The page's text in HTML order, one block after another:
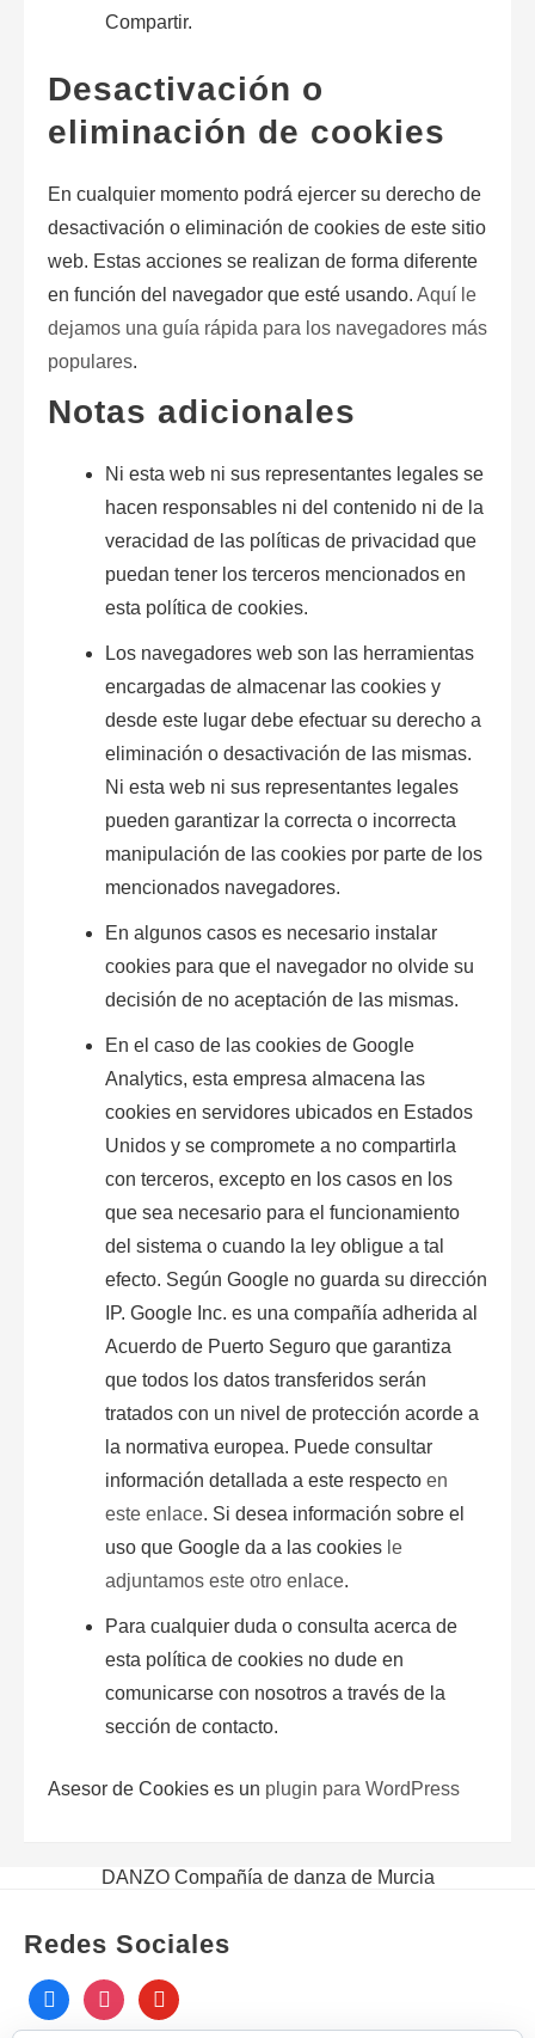
Compartir.
Desactivación o
eliminación de cookies
En cualquier momento podrá ejercer su derecho de
desactivación o eliminación de cookies de este sitio
web. Estas acciones se realizan de forma diferente
en función del navegador que esté usando. Aquí le
dejamos una guía rápida para los navegadores más
populares.
Notas adicionales
Ni esta web ni sus representantes legales se
hacen responsables ni del contenido ni de la
veracidad de las políticas de privacidad que
puedan tener los terceros mencionados en
esta política de cookies.
Los navegadores web son las herramientas
encargadas de almacenar las cookies y
desde este lugar debe efectuar su derecho a
eliminación o desactivación de las mismas.
Ni esta web ni sus representantes legales
pueden garantizar la correcta o incorrecta
manipulación de las cookies por parte de los
mencionados navegadores.
En algunos casos es necesario instalar
cookies para que el navegador no olvide su
decisión de no aceptación de las mismas.
En el caso de las cookies de Google
Analytics, esta empresa almacena las
cookies en servidores ubicados en Estados
Unidos y se compromete a no compartirla
con terceros, excepto en los casos en los
que sea necesario para el funcionamiento
del sistema o cuando la ley obligue a tal
efecto. Según Google no guarda su dirección
IP. Google Inc. es una compañía adherida al
Acuerdo de Puerto Seguro que garantiza
que todos los datos transferidos serán
tratados con un nivel de protección acorde a
la normativa europea. Puede consultar
información detallada a este respecto en
este enlace. Si desea información sobre el
uso que Google da a las cookies le
adjuntamos este otro enlace.
Para cualquier duda o consulta acerca de
esta política de cookies no dude en
comunicarse con nosotros a través de la
sección de contacto.
Asesor de Cookies es un plugin para WordPress
DANZO Compañía de danza de Murcia
Redes Sociales
facebookinstagramyoutube